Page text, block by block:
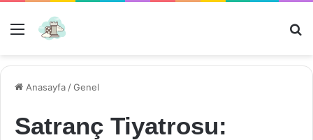
Menü
Anasayfa /Genel
Satranç Tiyatrosu: